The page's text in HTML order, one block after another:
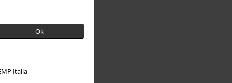
Ok
Italia